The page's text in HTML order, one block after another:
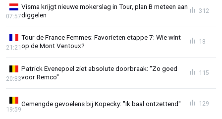
Visma krijgt nieuwe mokerslag in Tour, plan B meteen aan
diggelen
07:57
312
Tour de France Femmes: Favorieten etappe 7: Wie wint
op de Mont Ventoux?
21:21
18
Patrick Evenepoel ziet absolute doorbraak: "Zo goed
voor Remco"
20:33
115
Gemengde gevoelens bij Kopecky: "Ik baal ontzettend"
19:59
129